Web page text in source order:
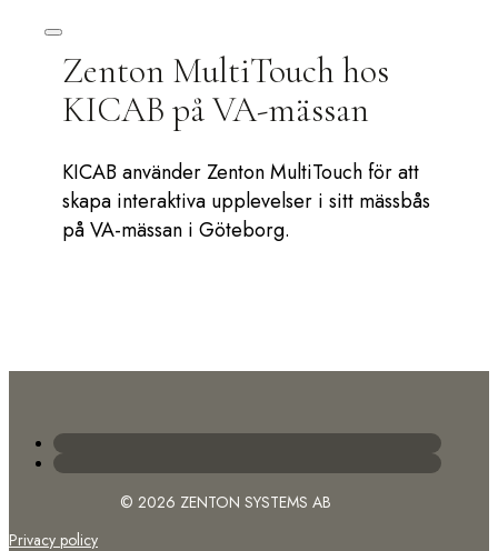
Zenton MultiTouch hos
KICAB på VA-mässan
KICAB använder Zenton MultiTouch för att
skapa interaktiva upplevelser i sitt mässbås
på VA-mässan i Göteborg.
© 2026 ZENTON SYSTEMS AB
Privacy policy